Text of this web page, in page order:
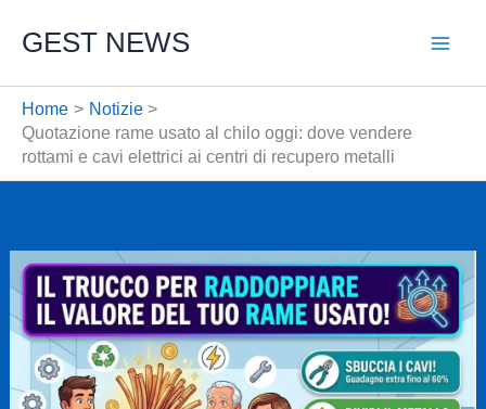
GEST NEWS
Home
Notizie
Quotazione rame usato al chilo oggi: dove vendere
rottami e cavi elettrici ai centri di recupero metalli